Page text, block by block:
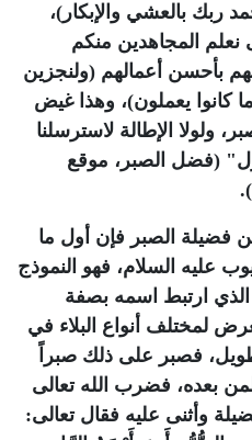
ربك بالعشي والإبكار)،
نعلم المجاهدين منكم
بأحسن أعمالهم (ولنجزين
كانوا يعملون)، وهذا غيض
الإطالة لاسترسلنا
(فضل الصبر، موقع
.
فضيلة الصبر فإن أول ما
عليه السلام، فهو النموذج
الذي ارتبط اسمه بصفة
لمختلف أنواع البلاء في
فصبر على ذلك صبراً
بعده، فضرب الله تعالى
وأثنى عليه فقال تعالى: